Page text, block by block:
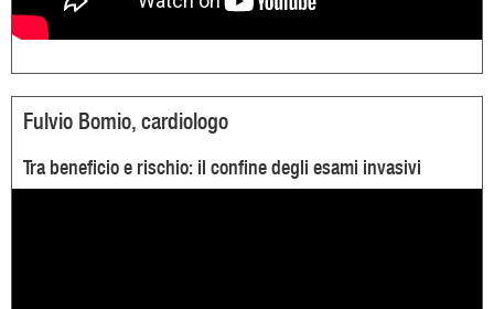
Fulvio Bomio, cardiologo
Tra beneficio e rischio: il confine degli esami invasivi